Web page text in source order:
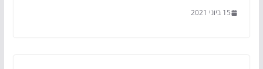
15 ביוני 2021